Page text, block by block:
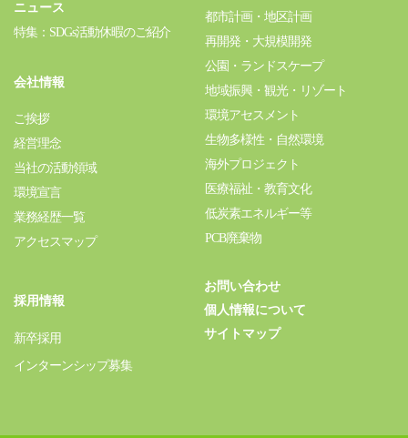
ニュース
特集：SDGs活動休暇のご紹介
会社情報
ご挨拶
経営理念
当社の活動領域
環境宣言
業務経歴一覧
アクセスマップ
都市計画・地区計画
再開発・大規模開発
公園・ランドスケープ
地域振興・観光・リゾート
環境アセスメント
生物多様性・自然環境
海外プロジェクト
医療福祉・教育文化
低炭素エネルギー等
PCB廃棄物
採用情報
新卒採用
インターンシップ募集
お問い合わせ
個人情報について
サイトマップ